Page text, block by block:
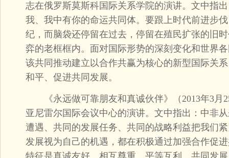
志在俄罗斯莫斯科国际关系学院的演讲。文中指
我、我中有你的命运共同体。要跟上时代前进步
纪，而脑袋还停留在过去，停留在殖民扩张的旧
弈的老框框内。面对国际形势的深刻变化和世界
该共同推动建立以合作共赢为核心的新型国际关
和平、促进共同发展。
《永远做可靠朋友和真诚伙伴》（2013年3月
亚尼雷尔国际会议中心的演讲。文中指出：中非
遭遇、共同的发展任务、共同的战略利益把我们
发展视为自己的机遇，都在积极通过加强合作促
特征是真诚友好、相互尊重、平等互利、共同发